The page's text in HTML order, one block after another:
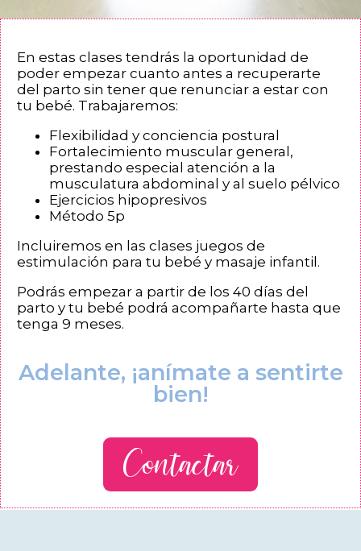
En estas clases tendrás la oportunidad de
poder empezar cuanto antes a recuperarte
del parto sin tener que renunciar a estar con
tu bebé. Trabajaremos:
Flexibilidad y conciencia postural
Fortalecimiento muscular general,
prestando especial atención a la
musculatura abdominal y al suelo pélvico
Ejercicios hipopresivos
Método 5p
Incluiremos en las clases juegos de
estimulación para tu bebé y masaje infantil.
Podrás empezar a partir de los 40 días del
parto y tu bebé podrá acompañarte hasta que
tenga 9 meses.
Adelante, ¡anímate a sentirte
bien!
Contactar